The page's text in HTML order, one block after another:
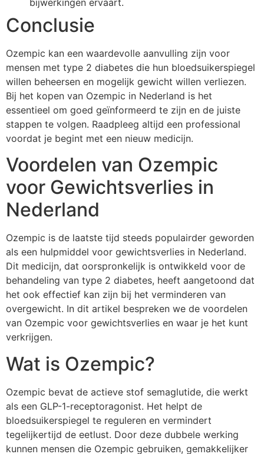
bijwerkingen ervaart.
Conclusie
Ozempic kan een waardevolle aanvulling zijn voor
mensen met type 2 diabetes die hun bloedsuikerspiegel
willen beheersen en mogelijk gewicht willen verliezen.
Bij het kopen van Ozempic in Nederland is het
essentieel om goed geïnformeerd te zijn en de juiste
stappen te volgen. Raadpleeg altijd een professional
voordat je begint met een nieuw medicijn.
Voordelen van Ozempic
voor Gewichtsverlies in
Nederland
Ozempic is de laatste tijd steeds populairder geworden
als een hulpmiddel voor gewichtsverlies in Nederland.
Dit medicijn, dat oorspronkelijk is ontwikkeld voor de
behandeling van type 2 diabetes, heeft aangetoond dat
het ook effectief kan zijn bij het verminderen van
overgewicht. In dit artikel bespreken we de voordelen
van Ozempic voor gewichtsverlies en waar je het kunt
verkrijgen.
Wat is Ozempic?
Ozempic bevat de actieve stof semaglutide, die werkt
als een GLP-1-receptoragonist. Het helpt de
bloedsuikerspiegel te reguleren en vermindert
tegelijkertijd de eetlust. Door deze dubbele werking
kunnen mensen die Ozempic gebruiken, gemakkelijker